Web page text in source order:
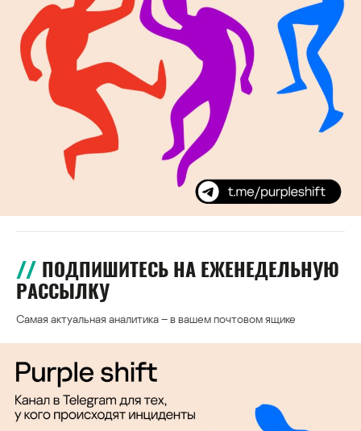
ПОДПИШИТЕСЬ НА ЕЖЕНЕДЕЛЬНУЮ
РАССЫЛКУ
Самая актуальная аналитика – в вашем почтовом ящике